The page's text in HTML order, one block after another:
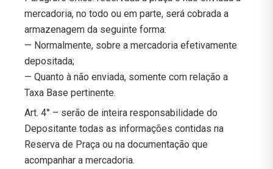
mercadoria, no todo ou em parte, será cobrada a
armazenagem da seguinte forma:
— Normalmente, sobre a mercadoria efetivamente
depositada;
— Quanto à não enviada, somente com relação a
Taxa Base pertinente.
Art. 4° – serão de inteira responsabilidade do
Depositante todas as informações contidas na
Reserva de Praça ou na documentação que
acompanhar a mercadoria.